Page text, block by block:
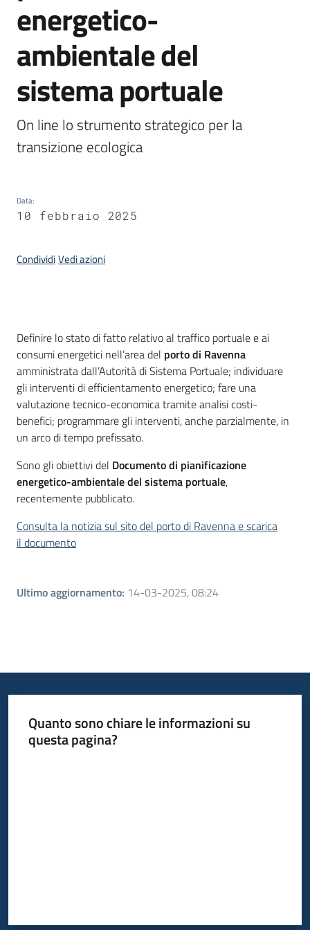
Piani
Programmi
Progetti
educazione
su
energetico-
ambientale del
sistema portuale
On line lo strumento strategico per la
transizione ecologica
Data:
10 febbraio 2025
CondividiVedi azioni
Introduzione
Definire lo stato di fatto relativo al traffico portuale e ai
consumi energetici nell’area del porto di Ravenna
amministrata dall’Autorità di Sistema Portuale; individuare
gli interventi di efficientamento energetico; fare una
valutazione tecnico-economica tramite analisi costi-
benefici; programmare gli interventi, anche parzialmente, in
un arco di tempo prefissato.
Sono gli obiettivi del Documento di pianificazione
energetico-ambientale del sistema portuale,
recentemente pubblicato.
Consulta la notizia sul sito del porto di Ravenna e scarica
il documento
Ultimo aggiornamento: 14-03-2025, 08:24
Quanto sono chiare le informazioni su
questa pagina?